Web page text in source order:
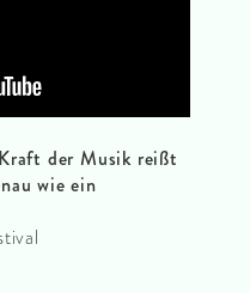
der Musik reißt
wie ein